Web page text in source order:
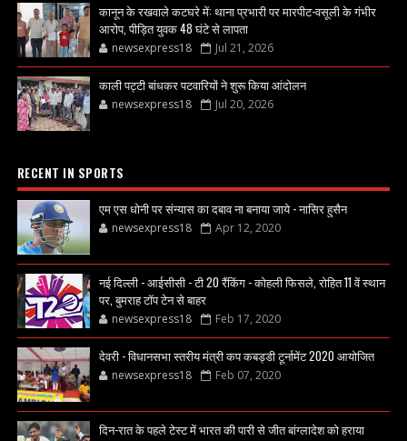
कानून के रखवाले कटघरे में: थाना प्रभारी पर मारपीट-वसूली के गंभीर
आरोप, पीड़ित युवक 48 घंटे से लापता
newsexpress18 Jul 21, 2026
काली पट्टी बांधकर पटवारियों ने शुरू किया आंदोलन
newsexpress18 Jul 20, 2026
RECENT IN SPORTS
एम एस धोनी पर संन्यास का दबाव ना बनाया जाये - नासिर हुसैन
newsexpress18 Apr 12, 2020
नई दिल्ली - आईसीसी - टी 20 रैंकिंग - कोहली फिसले, रोहित 11 वें स्थान
पर, बुमराह टॉप टेन से बाहर
newsexpress18 Feb 17, 2020
देवरी - विधानसभा स्तरीय मंत्री कप कबड्डी टूर्नामेंट 2020 आयोजित
newsexpress18 Feb 07, 2020
दिन-रात के पहले टेस्ट में भारत की पारी से जीत बांग्लादेश को हराया